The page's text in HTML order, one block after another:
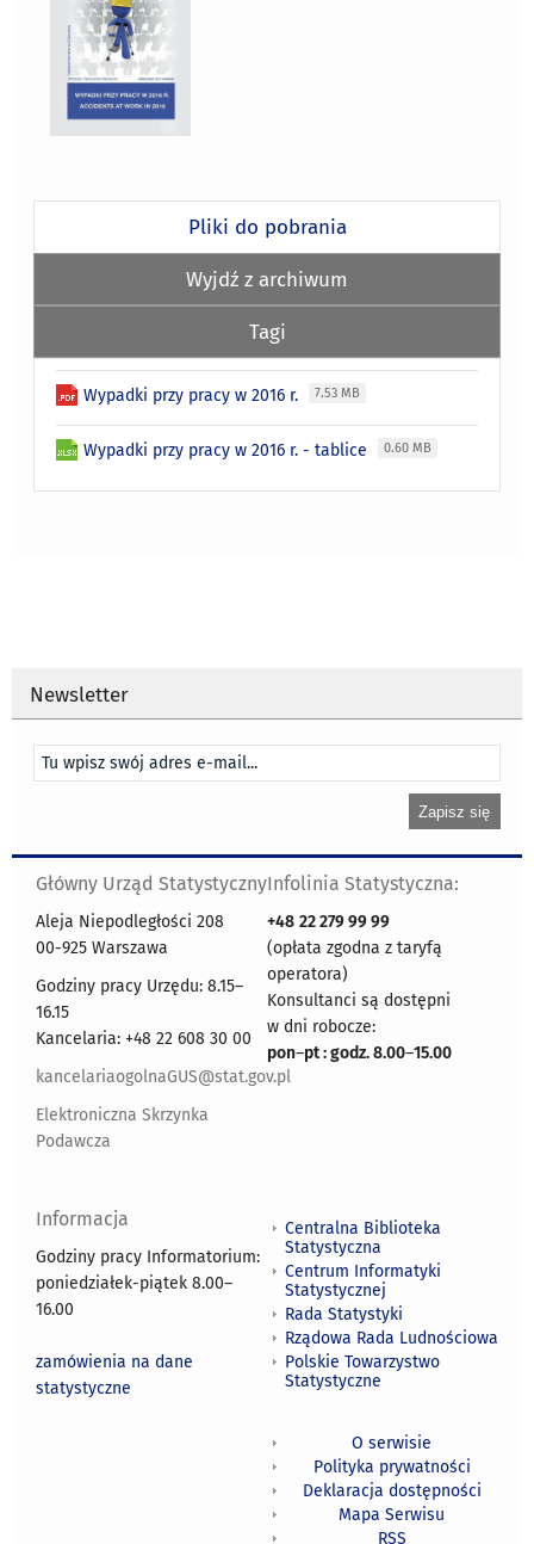
Pliki do pobrania
Wyjdź z archiwum
Tagi
Wypadki przy pracy w 2016 r. 7.53 MB
Wypadki przy pracy w 2016 r. - tablice 0.60 MB
Newsletter
Główny Urząd Statystyczny
Aleja Niepodległości 208
00-925 Warszawa
Godziny pracy Urzędu: 8.15–
16.15
Kancelaria: +48 22 608 30 00
kancelariaogolnaGUS@stat.gov.pl
Elektroniczna Skrzynka
Podawcza
Infolinia Statystyczna:
+48 22 279 99 99
(opłata zgodna z taryfą
operatora)
Konsultanci są dostępni
w dni robocze:
pon–pt : godz. 8.00–15.00
Informacja
Godziny pracy Informatorium:
poniedziałek-piątek 8.00–
16.00
zamówienia na dane
statystyczne
Centralna Biblioteka
Statystyczna
Centrum Informatyki
Statystycznej
Rada Statystyki
Rządowa Rada Ludnościowa
Polskie Towarzystwo
Statystyczne
O serwisie
Polityka prywatności
Deklaracja dostępności
Mapa Serwisu
RSS